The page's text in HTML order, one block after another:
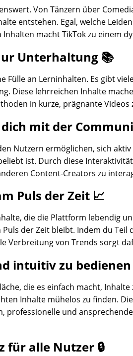
Von Tänzern über
entstehen. Egal, welche
macht TikTok zu einem
Unterhaltung 📚
an Lerninhalten. Es gibt
Diese lehrreichen Inhalte
in kurze, prägnante
mit der
Nutzern ermöglichen, sich
ist. Durch diese
Content-Creators zu
Puls der Zeit 📈
die die Plattform lebendig
der Zeit bleibt. Indem du
Verbreitung von Trends sorgt
intuitiv zu bedienen
die es einfach macht,
Inhalte mühelos zu finden.
und
für alle Nutzer 🔒